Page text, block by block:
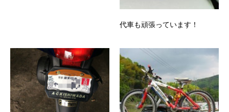
代車も頑張っています！